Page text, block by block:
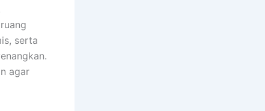
serta
agar